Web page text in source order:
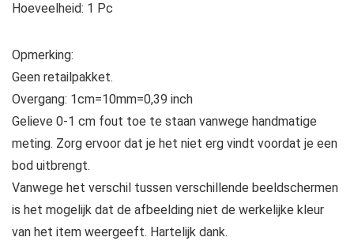
Hoeveelheid: 1 Pc
Opmerking:
Geen retailpakket.
Overgang: 1cm=10mm=0,39 inch
Gelieve 0-1 cm fout toe te staan vanwege handmatige
meting. Zorg ervoor dat je het niet erg vindt voordat je een
bod uitbrengt.
Vanwege het verschil tussen verschillende beeldschermen
is het mogelijk dat de afbeelding niet de werkelijke kleur
van het item weergeeft. Hartelijk dank.